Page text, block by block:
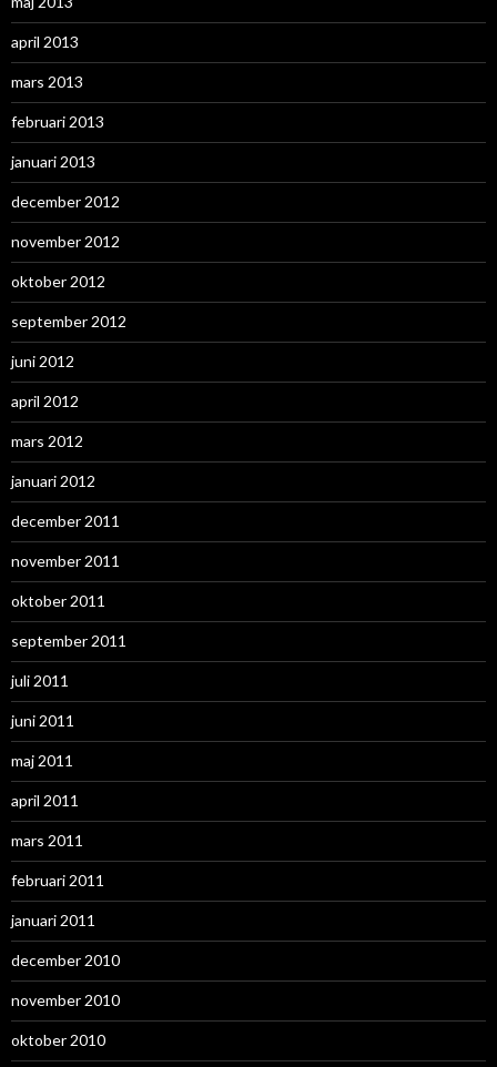
april 2013
mars 2013
februari 2013
januari 2013
december 2012
november 2012
oktober 2012
september 2012
juni 2012
april 2012
mars 2012
januari 2012
december 2011
november 2011
oktober 2011
september 2011
juli 2011
juni 2011
maj 2011
april 2011
mars 2011
februari 2011
januari 2011
december 2010
november 2010
oktober 2010